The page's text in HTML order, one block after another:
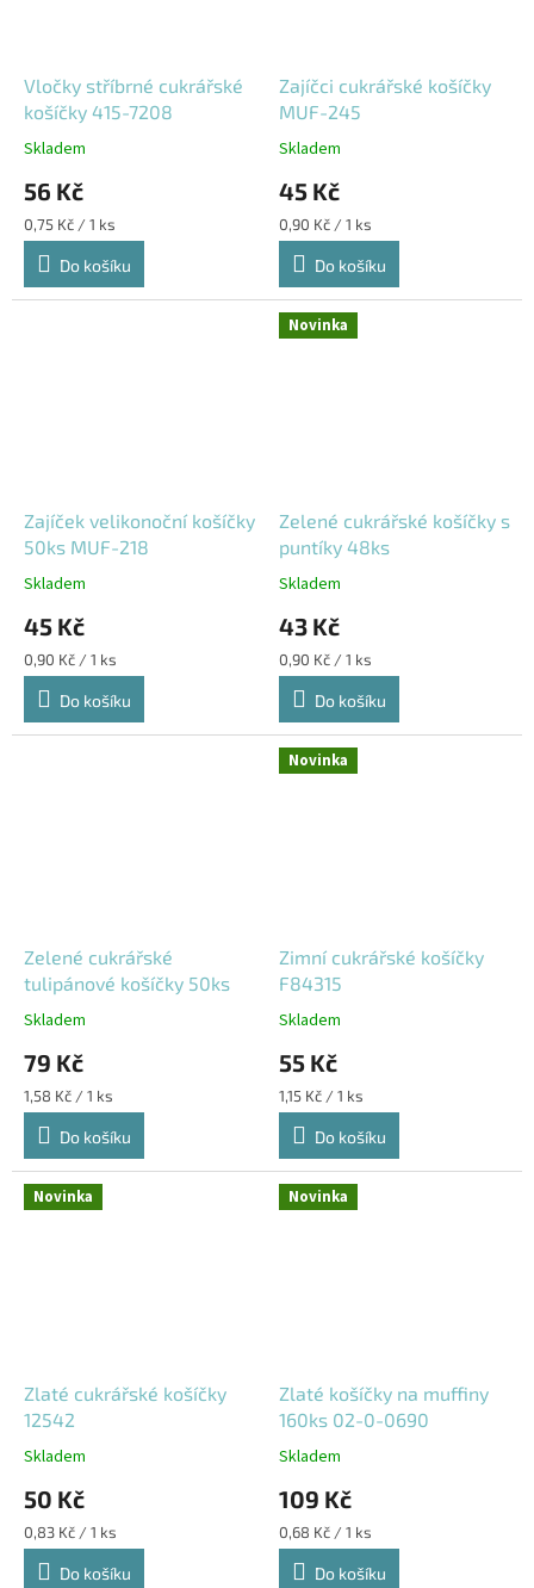
Vločky stříbrné cukrářské
košíčky 415-7208
Skladem
56 Kč
Měrná
cena:
0,75 Kč / 1 ks
Do košíku
Zajíčci cukrářské košíčky
MUF-245
Skladem
45 Kč
Měrná
cena:
0,90 Kč / 1 ks
Do košíku
Zajíček velikonoční košíčky
50ks MUF-218
Skladem
45 Kč
Měrná
cena:
0,90 Kč / 1 ks
Do košíku
Novinka
Zelené cukrářské košíčky s
puntíky 48ks
Skladem
43 Kč
Měrná
cena:
0,90 Kč / 1 ks
Do košíku
Zelené cukrářské
tulipánové košíčky 50ks
Skladem
79 Kč
Měrná
cena:
1,58 Kč / 1 ks
Do košíku
Novinka
Zimní cukrářské košíčky
F84315
Skladem
55 Kč
Měrná
cena:
1,15 Kč / 1 ks
Do košíku
Novinka
Zlaté cukrářské košíčky
12542
Skladem
50 Kč
Měrná
cena:
0,83 Kč / 1 ks
Do košíku
Novinka
Zlaté košíčky na muffiny
160ks 02-0-0690
Skladem
109 Kč
Měrná
cena:
0,68 Kč / 1 ks
Do košíku